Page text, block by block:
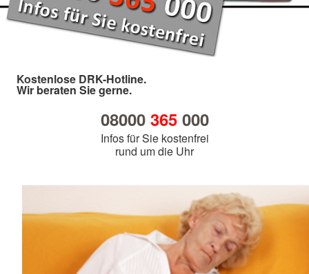
Kostenlose DRK-Hotline.
Wir beraten Sie gerne.
08000 365000
Infos für Sie kostenfrei
rund um die Uhr